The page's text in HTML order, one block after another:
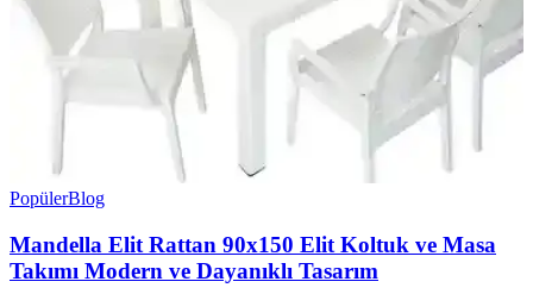
PopülerBlog
Mandella Elit Rattan 90x150 Elit Koltuk ve Masa
Takımı Modern ve Dayanıklı Tasarım